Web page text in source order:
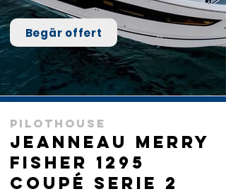
Begär offert
Pilothouse
Jeanneau Merry
Fisher 1295
Coupé Serie 2